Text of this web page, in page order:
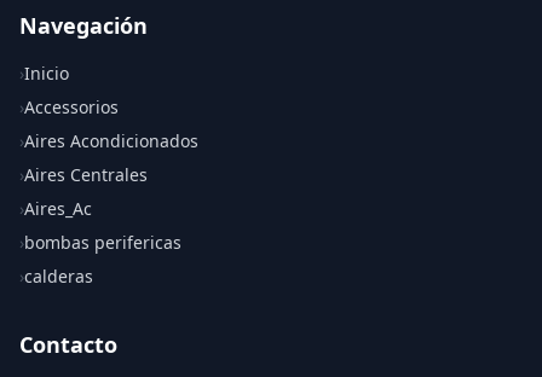
Navegación
›Inicio
›Accessorios
›Aires Acondicionados
›Aires Centrales
›Aires_Ac
›bombas perifericas
›calderas
Contacto